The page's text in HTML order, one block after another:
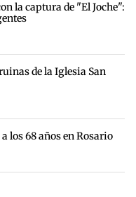
la captura de "El Joche":
de la Iglesia San
los 68 años en Rosario